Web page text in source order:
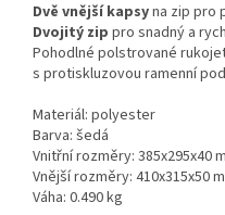
Dvě vnější kapsyna zip pro
Dvojitý zip pro snadný a
Pohodlné polstrované
s protiskluzovou ramenní
Materiál: polyester
Barva: šedá
Vnitřní rozměry: 385x295x40
Vnější rozměry: 410x315x50
Váha: 0.490 kg